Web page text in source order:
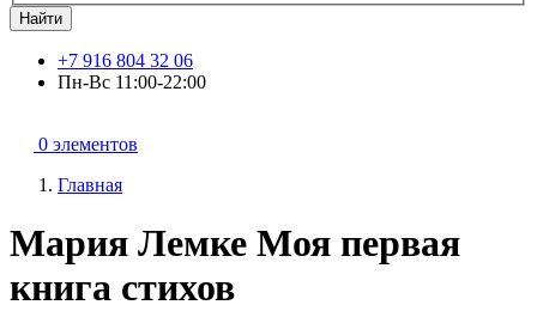
Найти
+7 916 804 32 06
Пн-Вс 11:00-22:00
0 элементов
Главная
Мария Лемке Моя первая
книга стихов